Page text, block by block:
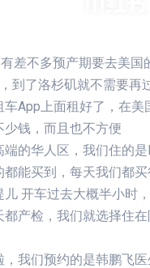
差不多预产期要去美国
到了洛杉矶就不需要再
App上面租好了，在
钱，而且也不方便
的华人区，我们住的
能买到，每天我们都
开车过去大概半小时
产检，我们就选择住
我们预约的是韩鹏飞